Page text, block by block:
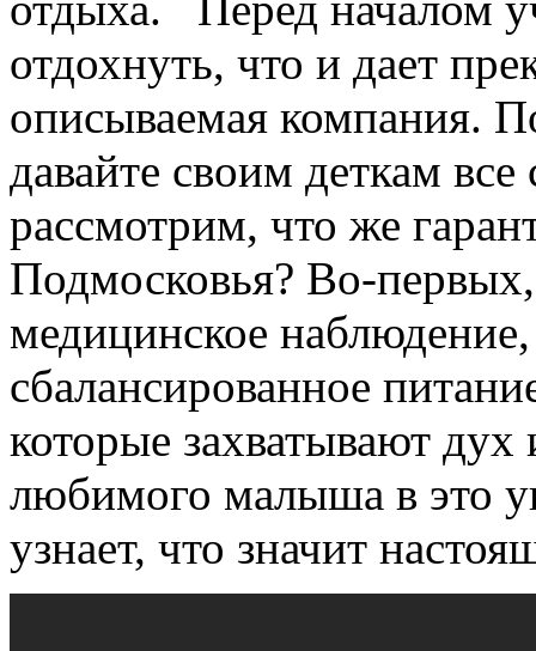
отдохнуть, что и дает
описываемая компания.
давайте своим деткам
рассмотрим, что же
Подмосковья? Во-
медицинское
сбалансированное
которые захватывают дух
любимого малыша в это
узнает, что значит